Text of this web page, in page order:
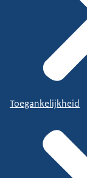
Toegankelijkheid